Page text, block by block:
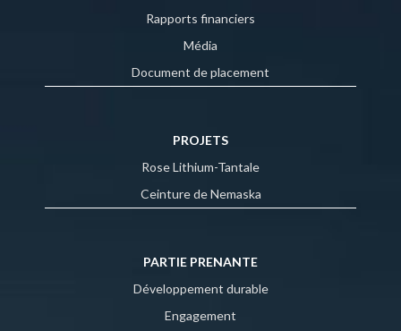
Rapports financiers
Média
Document de placement
PROJETS
Rose Lithium-Tantale
Ceinture de Nemaska
PARTIE PRENANTE
Développement durable
Engagement